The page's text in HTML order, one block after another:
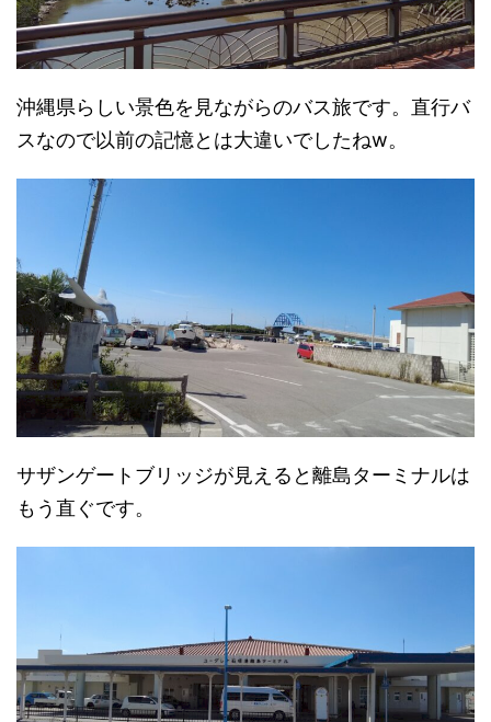
沖縄県らしい景色を見ながらのバス旅です。直行バ
スなので以前の記憶とは大違いでしたねw。
サザンゲートブリッジが見えると離島ターミナルは
もう直ぐです。